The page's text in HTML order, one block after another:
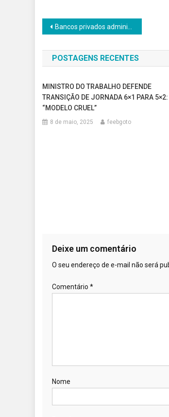
Navegação
de
Post
Bancos privados administrarem recursos de trabalhadores em fundos estatais de previdência é ideia descabida
POSTAGENS RECENTES
MINISTRO DO TRABALHO DEFENDE
TRANSIÇÃO DE JORNADA 6×1 PARA 5×2:
“MODELO CRUEL”
8 de maio, 2025 feebgoto
Deixe um comentário
O seu endereço de e-mail não será
Comentário *
Nome